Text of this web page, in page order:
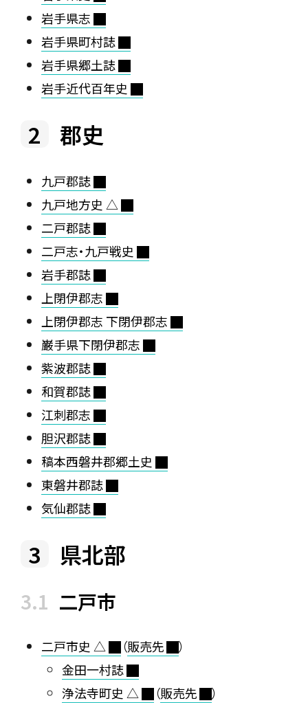
岩手県志
岩手県町村誌
岩手県郷土誌
岩手近代百年史
郡史
九戸郡誌
九戸地方史 △
二戸郡誌
二戸志・九戸戦史
岩手郡誌
上閉伊郡志
上閉伊郡志 下閉伊郡志
巌手県下閉伊郡志
紫波郡誌
和賀郡誌
江刺郡志
胆沢郡誌
稿本西磐井郡郷土史
東磐井郡誌
気仙郡誌
県北部
二戸市
二戸市史 △ （販売先
）
金田一村誌
浄法寺町史 △
（販売先 ）